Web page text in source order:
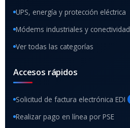
UPS, energía y protección eléctrica
Módems industriales y conectividad
Ver todas las categorías
Accesos rápidos
Solicitud de factura electrónica EDI
Realizar pago en línea por PSE